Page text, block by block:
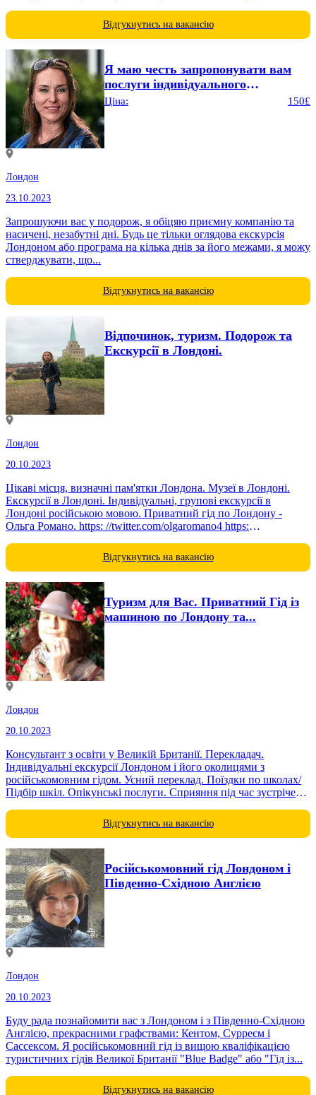
Відгукнутись на вакансію
Я маю честь запропонувати вам
послуги індивідуального
екскурсовода по Лондону...
Ціна: 150£
Лондон
23.10.2023
Запрошуючи вас у подорож, я обіцяю приємну компанію та
насичені, незабутні дні. Будь це тільки оглядова екскурсія
Лондоном або програма на кілька днів за його межами, я можу
стверджувати, що...
Відгукнутись на вакансію
Відпочинок, туризм. Подорож та
Екскурсії в Лондоні.
Лондон
20.10.2023
Цікаві місця, визначні пам'ятки Лондона. Музеї в Лондоні.
Екскурсії в Лондоні. Індивідуальні, групові екскурсії в
Лондоні російською мовою. Приватний гід по Лондону -
Ольга Романо. https: //twitter.com/olgaromano4 https:
Відгукнутись на вакансію
Туризм для Вас. Приватний Гід із
машиною по Лондону та...
Лондон
20.10.2023
Консультант з освіти у Великій Британії. Перекладач.
Індивідуальні екскурсії Лондоном і його околицями з
російськомовним гідом. Усний переклад. Поїздки по школах/
Підбір шкіл. Опікунські послуги. Сприяння під час зустрічей з
Відгукнутись на вакансію
Російськомовний гід Лондоном і
Південно-Східною Англією
Лондон
20.10.2023
Буду рада познайомити вас з Лондоном і з Південно-Східною
Англією, прекрасними графствами: Кентом, Сурреєм і
Сассексом. Я російськомовний гід із вищою кваліфікацією
туристичних гідів Великої Британії "Blue Badge" або "Гід із...
Відгукнутись на вакансію